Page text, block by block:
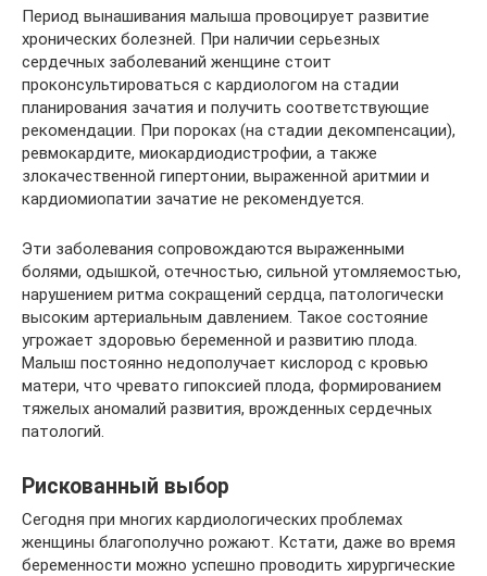
Период вынашивания малыша провоцирует развитие
хронических болезней. При наличии серьезных
сердечных заболеваний женщине стоит
проконсультироваться с кардиологом на стадии
планирования зачатия и получить соответствующие
рекомендации. При пороках (на стадии декомпенсации),
ревмокардите, миокардиодистрофии, а также
злокачественной гипертонии, выраженной аритмии и
кардиомиопатии зачатие не рекомендуется.
Эти заболевания сопровождаются выраженными
болями, одышкой, отечностью, сильной утомляемостью,
нарушением ритма сокращений сердца, патологически
высоким артериальным давлением. Такое состояние
угрожает здоровью беременной и развитию плода.
Малыш постоянно недополучает кислород с кровью
матери, что чревато гипоксией плода, формированием
тяжелых аномалий развития, врожденных сердечных
патологий.
Рискованный выбор
Сегодня при многих кардиологических проблемах
женщины благополучно рожают. Кстати, даже во время
беременности можно успешно проводить хирургические